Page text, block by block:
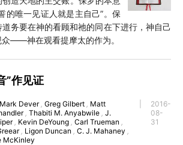
的唯一见证人就是主自己”。保
务要在神的看顾和祂的同在下进行，神自己
——神在观看提摩太的作为。
”作见证
Mark Dever , Greg Gilbert , Matt
, Thabiti M. Anyabwile , J.
, Kevin DeYoung , Carl Trueman ,
, Ligon Duncan , C. J. Mahaney ,
McKinley
2016-
08-
31